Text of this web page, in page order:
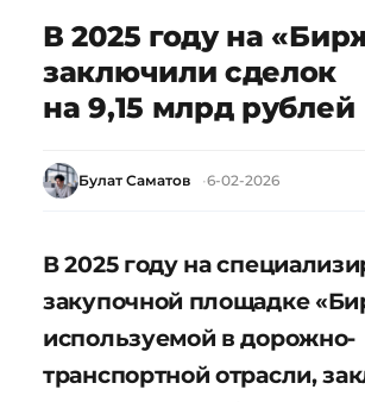
В 2025 году на
заключили сделок
на 9,15 млрд рублей
Булат Саматов 6-02-2026
В 2025 году на
закупочной площадке
используемой в дорожно-
транспортной отрасли,